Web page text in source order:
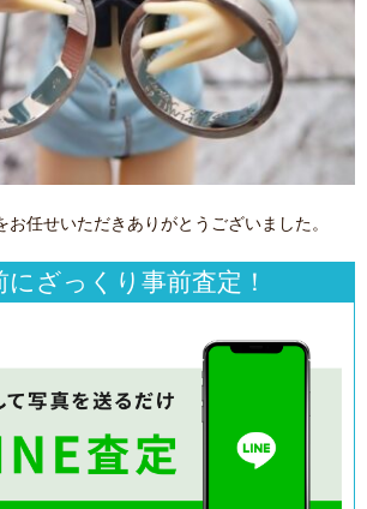
お任せいただきありがとうございました。
ざっくり事前査定！